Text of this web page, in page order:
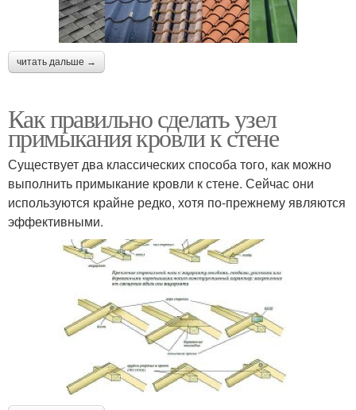
читать дальше →
Как правильно сделать узел
примыкания кровли к стене
Существует два классических способа того, как можно
выполнить примыкание кровли к стене. Сейчас они
используются крайне редко, хотя по-прежнему являются
эффективными.